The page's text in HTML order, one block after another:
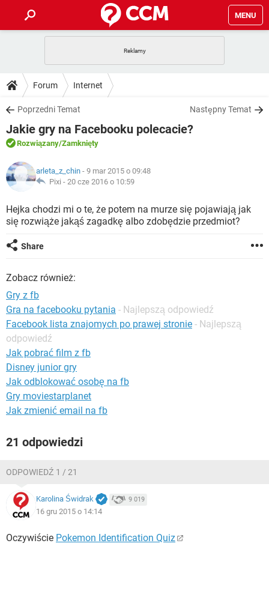
MENU
GRY
SPOTIFY
INSTAGRAM FACEBOOK
WINDOWS 10
PORADY
PlayStation
SPOTIFY
INSTAGRAM
WINDOWS 10
DO POBRANIA
ANDROID TIKTOK
GRY
IOS NETFLIX
INSTAGRAM
WINDOWS 10
FORUM
COVID-19
GRY
INSTAGRAM FACEBOOK
WINDOWS 10
ARTYKUŁY
COVID-19
GRY WHATSAPP
INSTAGRAM
WINDOWS 10
Forum Internet
Poprzedni Temat Następny Temat
Jakie gry na Facebooku polecacie?
Rozwiązany/Zamknięty
arleta_z_chin - 9 mar 2015 o 09:48
Pixi - 20 cze 2016 o 10:59
Hejka chodzi mi o te, że potem na murze się pojawiają jak
się rozwiąże jakąś zagadkę albo zdobędzie przedmiot?
Share
Zobacz również:
Gry z fb
Gra na facebooku pytania - Najlepszą odpowiedź
Facebook lista znajomych po prawej stronie - Najlepszą
odpowiedź
Jak pobrać film z fb
Disney junior gry
Jak odblokować osobę na fb
Gry moviestarplanet
Jak zmienić email na fb
21 odpowiedzi
ODPOWIEDŹ 1 / 21
Karolina Świdrak 9 019
16 gru 2015 o 14:14
Oczywiście Pokemon Identification Quiz